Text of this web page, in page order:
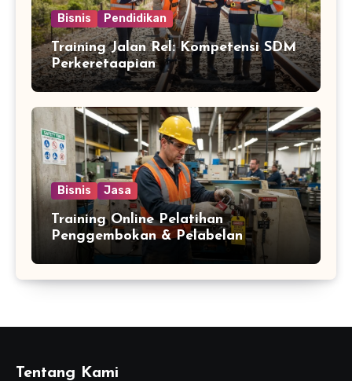
Bisnis Pendidikan
Training Jalan Rel: Kompetensi SDM
Perkeretaapian
Bisnis Jasa
Training Online Pelatihan
Penggembokan & Pelabelan
Tentang Kami